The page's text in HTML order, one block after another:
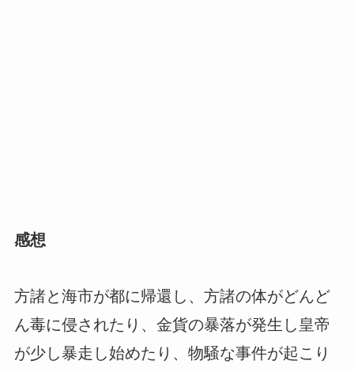
感想
方諸と海市が都に帰還し、方諸の体がどんど
ん毒に侵されたり、金貨の暴落が発生し皇帝
が少し暴走し始めたり、物騒な事件が起こり